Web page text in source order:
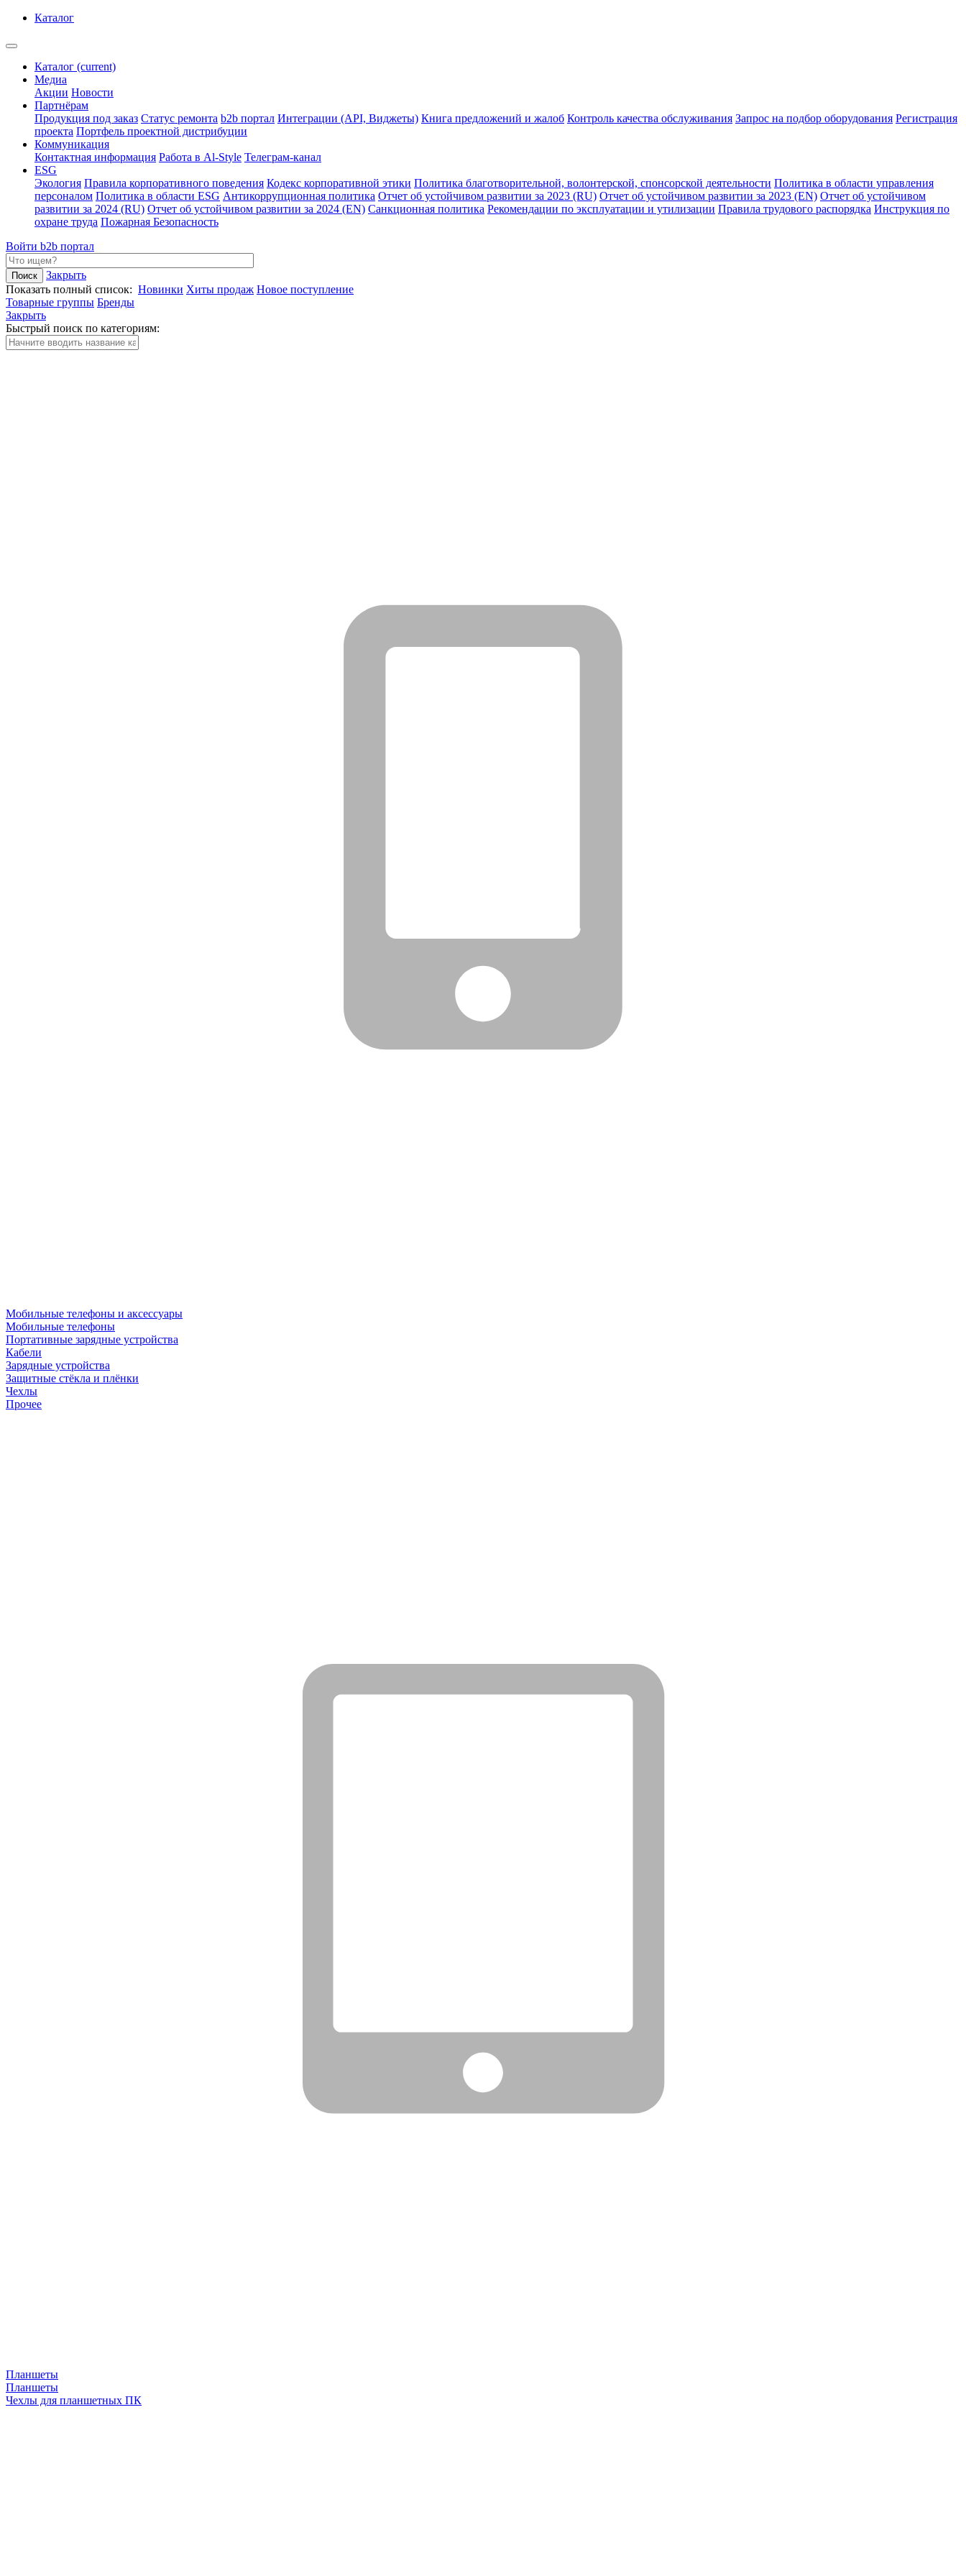
Каталог
Каталог (current)
Медиа
Акции Новости
Партнёрам
Продукция под заказ Статус ремонта b2b портал Интеграции (API, Виджеты) Книга предложений и жалоб Контроль качества обслуживания Запрос на подбор оборудования Регистрация
проекта Портфель проектной дистрибуции
Коммуникация
Контактная информация Работа в Al-Style Телеграм-канал
ESG
Экология Правила корпоративного поведения Кодекс корпоративной этики Политика благотворительной, волонтерской, спонсорской деятельности Политика в области управления
персоналом Политика в области ESG Антикоррупционная политика Отчет об устойчивом развитии за 2023 (RU) Отчет об устойчивом развитии за 2023 (EN) Отчет об устойчивом
развитии за 2024 (RU) Отчет об устойчивом развитии за 2024 (EN) Санкционная политика Рекомендации по эксплуатации и утилизации Правила трудового распорядка Инструкция по
охране труда Пожарная Безопасность
Войти b2b портал
Закрыть
Показать полный список: Новинки Хиты продаж Новое поступление
Товарные группы Бренды
Закрыть
Быстрый поиск по категориям:
Мобильные телефоны и аксессуары
Мобильные телефоны
Портативные зарядные устройства
Кабели
Зарядные устройства
Защитные стёкла и плёнки
Чехлы
Прочее
Планшеты
Планшеты
Чехлы для планшетных ПК